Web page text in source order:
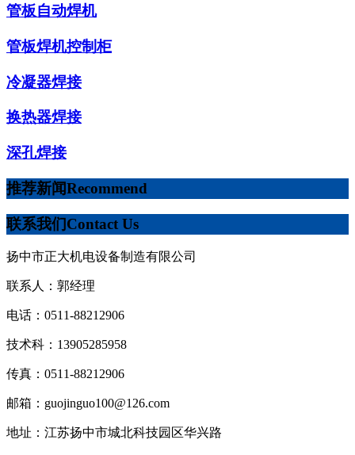
管板自动焊机
管板焊机控制柜
冷凝器焊接
换热器焊接
深孔焊接
推荐新闻Recommend
联系我们Contact Us
扬中市正大机电设备制造有限公司
联系人：郭经理
电话：0511-88212906
技术科：13905285958
传真：0511-88212906
邮箱：guojinguo100@126.com
地址：江苏扬中市城北科技园区华兴路